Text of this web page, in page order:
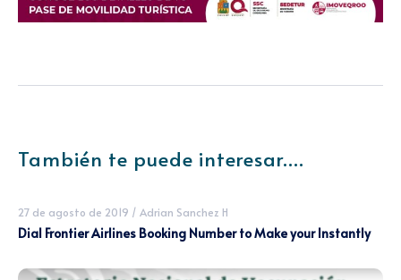
También te puede interesar....
27 de agosto de 2019 / Adrian Sanchez H
Dial Frontier Airlines Booking Number to Make your Instantly